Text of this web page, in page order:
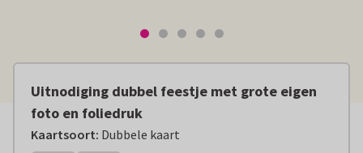
Uitnodiging dubbel feestje met grote eigen
foto en foliedruk
Kaartsoort: Dubbele kaart